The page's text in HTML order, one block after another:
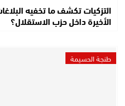
التزكيات تكشف ما تخفيه
الأخيرة داخل حزب الاستقلال؟
طنجة الحسيمة